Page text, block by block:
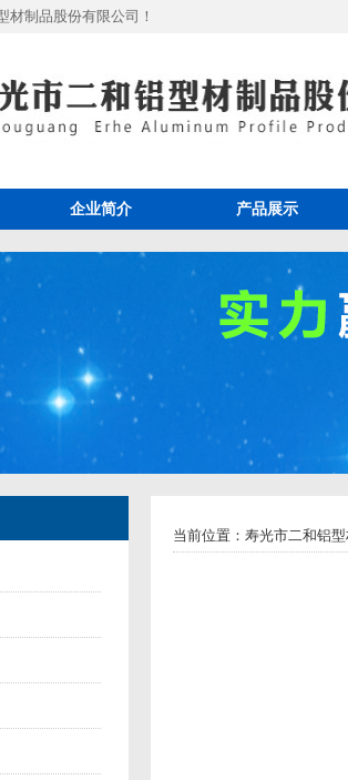
材制品股份有限公司！
企业简介 产品展示
当前位置： 寿光市二和铝